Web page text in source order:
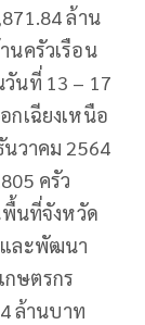
ล้าน
นครัวเรือน
วันที่ 13 – 17
กเฉียงเหนือ
วาคม 2564
ครัว
พื้นที่จังหวัด
และพัฒนา
ษตรกร
ล้านบาท